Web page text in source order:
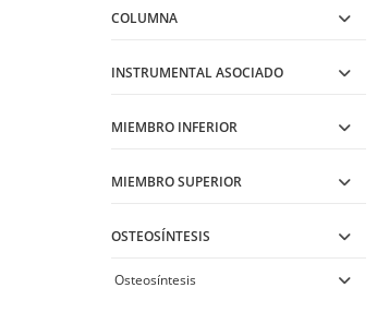
COLUMNA
INSTRUMENTAL ASOCIADO
MIEMBRO INFERIOR
MIEMBRO SUPERIOR
OSTEOSÍNTESIS
Osteosíntesis